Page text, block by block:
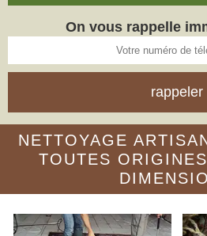
On vous rappelle
NETTOYAGE
TOUTES